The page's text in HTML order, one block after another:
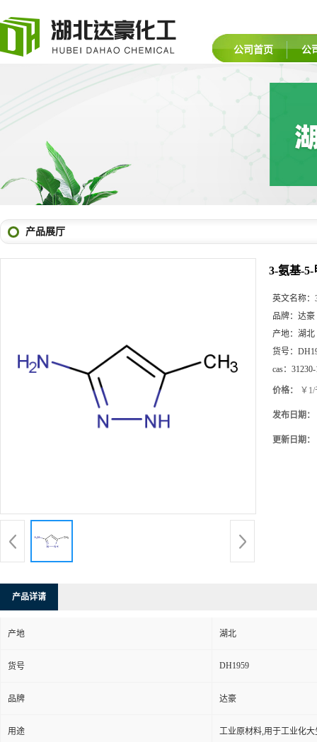
公司首页 公
产品展厅
3-氨基-
英文名称：
品牌： 达豪
产地： 湖北
货号：
cas：
价格： ￥
发布日期：
更新日期：
产品详请
产地 湖北
货号 DH1959
品牌 达豪
用途 工业原材料,用于工业化大